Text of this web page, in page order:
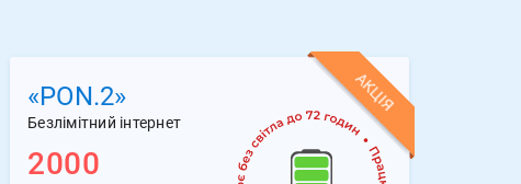
АКЦІЯ
«PON.2»
Безлімітний інтернет
2000